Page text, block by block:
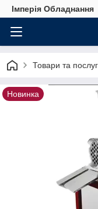
Імперія Обладнання
Товари та
Новинка